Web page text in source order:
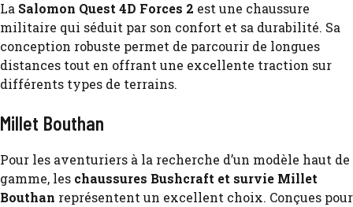
La Salomon Quest 4D Forces 2 est une chaussure
militaire qui séduit par son confort et sa durabilité. Sa
conception robuste permet de parcourir de longues
distances tout en offrant une excellente traction sur
différents types de terrains.
Millet Bouthan
Pour les aventuriers à la recherche d’un modèle haut de
gamme, les chaussures Bushcraft et survie Millet
Bouthan représentent un excellent choix. Conçues pour